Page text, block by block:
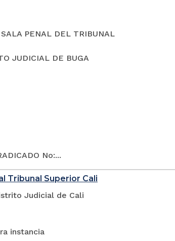
PENAL DEL TRIBUNAL
JUDICIAL DE BUGA
No:...
Tribunal Superior Cali
Judicial de Cali
instancia